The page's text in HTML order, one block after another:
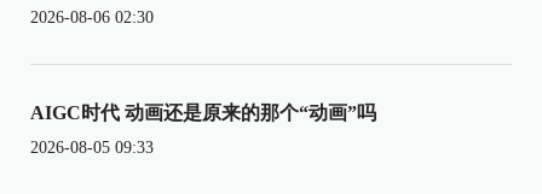
2026-08-06 02:30
AIGC时代 动画还是原来的那个“动画”吗
2026-08-05 09:33